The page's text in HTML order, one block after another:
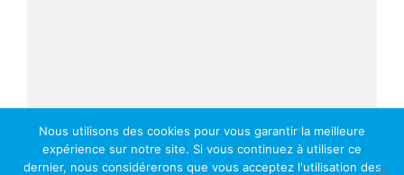
Nous utilisons des cookies pour vous garantir la meilleure
expérience sur notre site. Si vous continuez à utiliser ce
dernier, nous considérerons que vous acceptez l'utilisation des